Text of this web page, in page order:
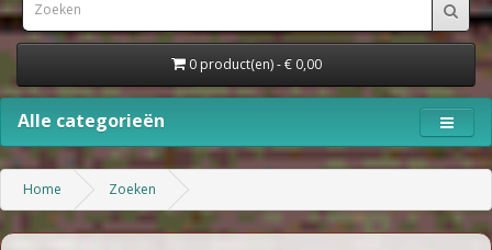
0 product(en) - € 0,00
Alle categorieën
Home Zoeken